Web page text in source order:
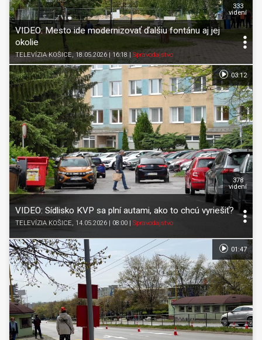
VIDEO: Mesto ide modernizovať ďalšiu fontánu aj jej
okolie
TELEVÍZIA KOŠICE, 18.05.2026 | 16:18| Spravodajstvo
333
videní
VIDEO: Sídlisko KVP sa plní autami, ako to chcú vyriešiť?
TELEVÍZIA KOŠICE, 14.05.2026 | 08:00 Spravodajstvo
378
videní
03:12
01:47